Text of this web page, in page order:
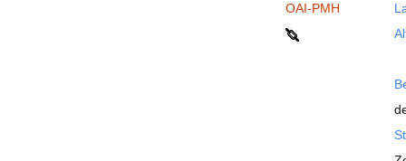
OAI-PMH